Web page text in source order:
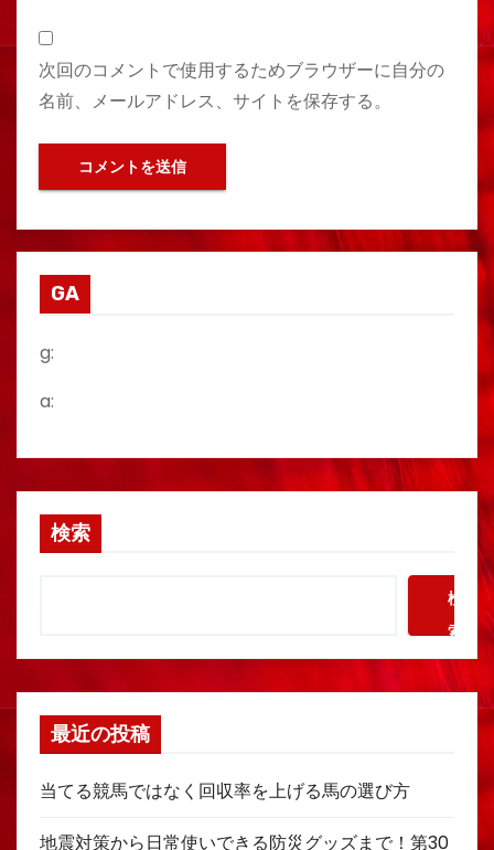
次回のコメントで使用するためブラウザーに自分の
名前、メールアドレス、サイトを保存する。
GA
g:
a:
検索
検
索
最近の投稿
当てる競馬ではなく回収率を上げる馬の選び方
地震対策から日常使いできる防災グッズまで！第30